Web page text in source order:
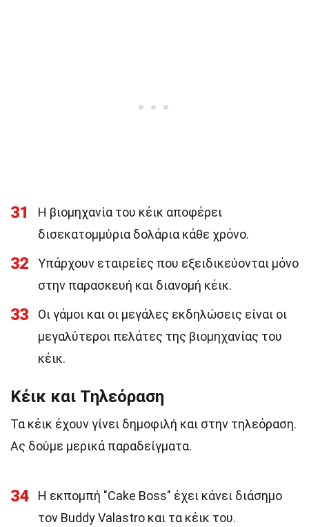
31
Η βιομηχανία του κέικ αποφέρει
δισεκατομμύρια δολάρια κάθε χρόνο.
32
Υπάρχουν εταιρείες που εξειδικεύονται μόνο
στην παρασκευή και διανομή κέικ.
33
Οι γάμοι και οι μεγάλες εκδηλώσεις είναι οι
μεγαλύτεροι πελάτες της βιομηχανίας του
κέικ.
Κέικ και Τηλεόραση
Τα κέικ έχουν γίνει δημοφιλή και στην τηλεόραση.
Ας δούμε μερικά παραδείγματα.
34
Η εκπομπή "Cake Boss" έχει κάνει διάσημο
τον Buddy Valastro και τα κέικ του.